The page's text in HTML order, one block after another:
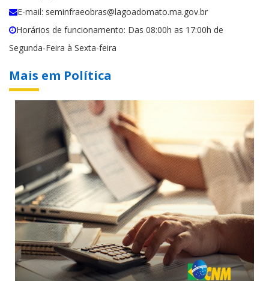
E-mail: seminfraeobras@lagoadomato.ma.gov.br
Horários de funcionamento: Das 08:00h as 17:00h de
Segunda-Feira à Sexta-feira
Mais em Política